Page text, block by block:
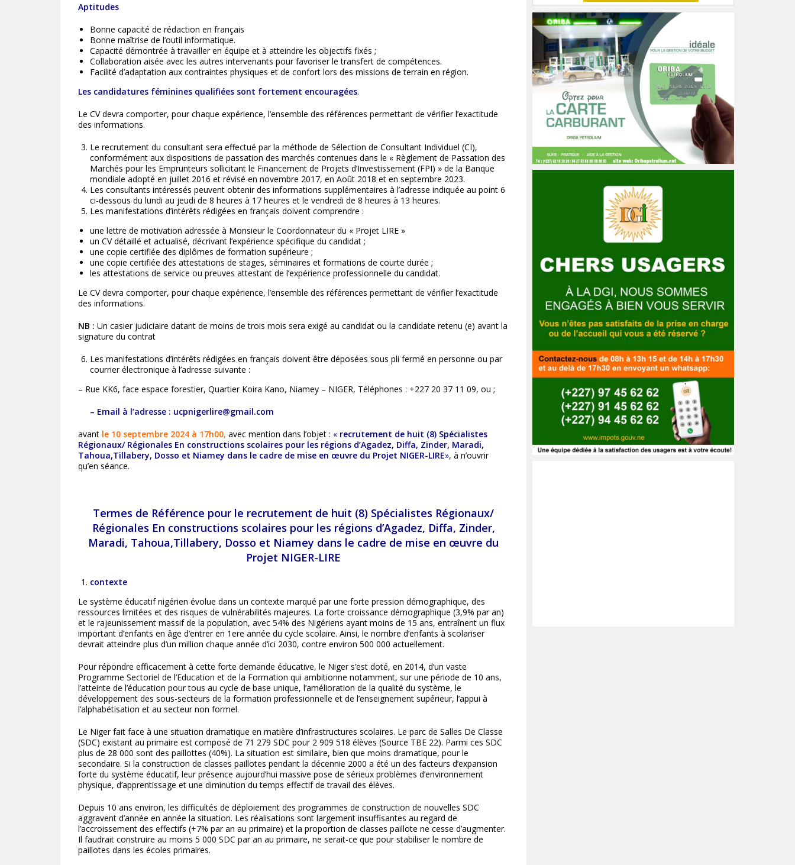
Aptitudes
Bonne capacité de rédaction en français
Bonne maîtrise de l’outil informatique.
Capacité démontrée à travailler en équipe et à atteindre les objectifs fixés ;
Collaboration aisée avec les autres intervenants pour favoriser le transfert de compétences.
Facilité d’adaptation aux contraintes physiques et de confort lors des missions de terrain en région.
Les candidatures féminines qualifiées sont fortement encouragées.
Le CV devra comporter, pour chaque expérience, l’ensemble des références permettant de vérifier l’exactitude
des informations.
Le recrutement du consultant sera effectué par la méthode de Sélection de Consultant Individuel (CI),
conformément aux dispositions de passation des marchés contenues dans le « Règlement de Passation des
Marchés pour les Emprunteurs sollicitant le Financement de Projets d’Investissement (FPI) » de la Banque
mondiale adopté en juillet 2016 et révisé en novembre 2017, en Août 2018 et en septembre 2023.
Les consultants intéressés peuvent obtenir des informations supplémentaires à l’adresse indiquée au point 6
ci-dessous du lundi au jeudi de 8 heures à 17 heures et le vendredi de 8 heures à 13 heures.
Les manifestations d’intérêts rédigées en français doivent comprendre :
une lettre de motivation adressée à Monsieur le Coordonnateur du « Projet LIRE »
un CV détaillé et actualisé, décrivant l’expérience spécifique du candidat ;
une copie certifiée des diplômes de formation supérieure ;
une copie certifiée des attestations de stages, séminaires et formations de courte durée ;
les attestations de service ou preuves attestant de l’expérience professionnelle du candidat.
Le CV devra comporter, pour chaque expérience, l’ensemble des références permettant de vérifier l’exactitude
des informations.
NB : Un casier judiciaire datant de moins de trois mois sera exigé au candidat ou la candidate retenu (e) avant la
signature du contrat
Les manifestations d’intérêts rédigées en français doivent être déposées sous pli fermé en personne ou par
courrier électronique à l’adresse suivante :
– Rue KK6, face espace forestier, Quartier Koira Kano, Niamey – NIGER, Téléphones : +227 20 37 11 09, ou ;
– Email à l’adresse : ucpnigerlire@gmail.com
avant le 10 septembre 2024 à 17h00, avec mention dans l’objet : « recrutement de huit (8) Spécialistes
Régionaux/ Régionales En constructions scolaires pour les régions d’Agadez, Diffa, Zinder, Maradi,
Tahoua,Tillabery, Dosso et Niamey dans le cadre de mise en œuvre du Projet NIGER-LIRE», à n’ouvrir
qu’en séance.
Termes de Référence pour le recrutement de huit (8) Spécialistes Régionaux/
Régionales En constructions scolaires pour les régions d’Agadez, Diffa, Zinder,
Maradi, Tahoua,Tillabery, Dosso et Niamey dans le cadre de mise en œuvre du
Projet NIGER-LIRE
contexte
Le système éducatif nigérien évolue dans un contexte marqué par une forte pression démographique, des
ressources limitées et des risques de vulnérabilités majeures. La forte croissance démographique (3,9% par an)
et le rajeunissement massif de la population, avec 54% des Nigériens ayant moins de 15 ans, entraînent un flux
important d’enfants en âge d’entrer en 1ere année du cycle scolaire. Ainsi, le nombre d’enfants à scolariser
devrait atteindre plus d’un million chaque année d’ici 2030, contre environ 500 000 actuellement.
Pour répondre efficacement à cette forte demande éducative, le Niger s’est doté, en 2014, d’un vaste
Programme Sectoriel de l’Education et de la Formation qui ambitionne notamment, sur une période de 10 ans,
l’atteinte de l’éducation pour tous au cycle de base unique, l’amélioration de la qualité du système, le
développement des sous-secteurs de la formation professionnelle et de l’enseignement supérieur, l’appui à
l’alphabétisation et au secteur non formel.
Le Niger fait face à une situation dramatique en matière d’infrastructures scolaires. Le parc de Salles De Classe
(SDC) existant au primaire est composé de 71 279 SDC pour 2 909 518 élèves (Source TBE 22). Parmi ces SDC
plus de 28 000 sont des paillottes (40%). La situation est similaire, bien que moins dramatique, pour le
secondaire. Si la construction de classes paillotes pendant la décennie 2000 a été un des facteurs d’expansion
forte du système éducatif, leur présence aujourd’hui massive pose de sérieux problèmes d’environnement
physique, d’apprentissage et une diminution du temps effectif de travail des élèves.
Depuis 10 ans environ, les difficultés de déploiement des programmes de construction de nouvelles SDC
aggravent d’année en année la situation. Les réalisations sont largement insuffisantes au regard de
l’accroissement des effectifs (+7% par an au primaire) et la proportion de classes paillote ne cesse d’augmenter.
Il faudrait construire au moins 5 000 SDC par an au primaire, ne serait-ce que pour stabiliser le nombre de
paillotes dans les écoles primaires.